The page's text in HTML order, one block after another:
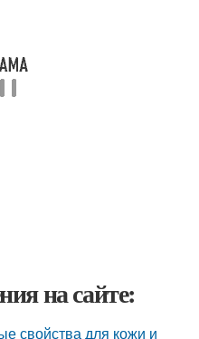
на сайте:
свойства для кожи и